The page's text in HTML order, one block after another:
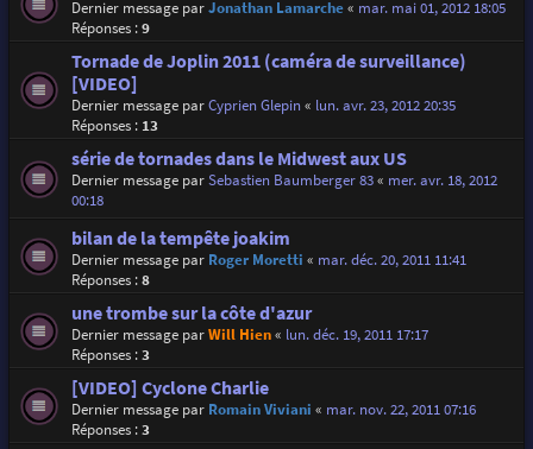
Dernier message parJonathan Lamarche« mar. mai 01, 2012 18:05
Réponses :9
Tornade de Joplin 2011 (caméra de surveillance)
[VIDEO]
Dernier message parCyprien Glepin« lun. avr. 23, 2012 20:35
Réponses : 13
série de tornades dans le Midwest aux US
Dernier message parSebastien Baumberger 83« mer. avr. 18, 2012
00:18
bilan de la tempête joakim
Dernier message par Roger Moretti « mar. déc. 20, 2011 11:41
Réponses :8
une trombe sur la côte d'azur
Dernier message parWill Hien« lun. déc. 19, 2011 17:17
Réponses :3
[VIDEO] Cyclone Charlie
Dernier message par Romain Viviani « mar. nov. 22, 2011 07:16
Réponses :3